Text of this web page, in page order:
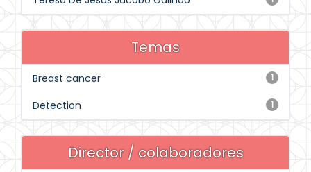
Temas
1
Breast cancer
1
Detection
Director / colaboradores